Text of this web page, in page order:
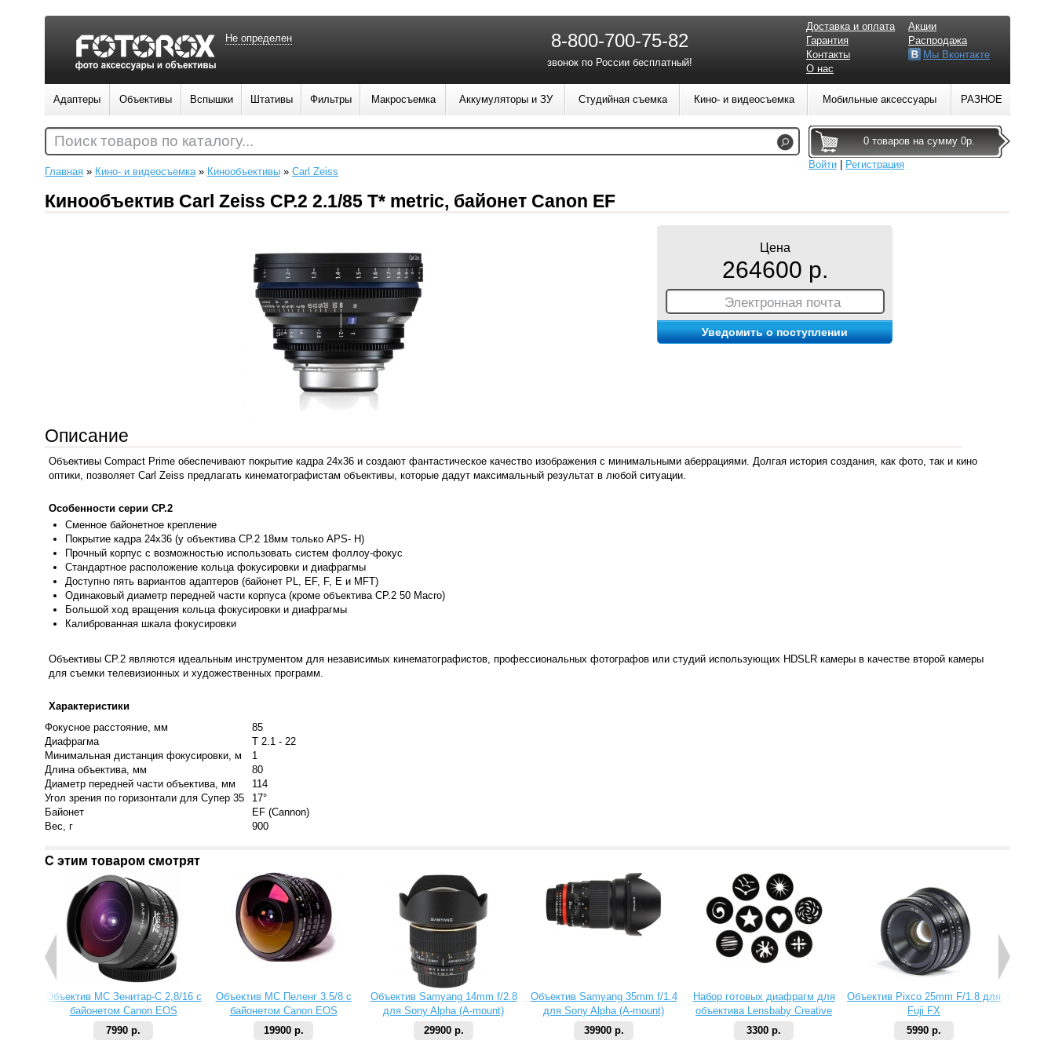
Главная » Кино- и видеосъемка» Кинообъективы » Carl Zeiss
Кинообъектив Carl Zeiss CP.2 2.1/85 T* metric, байонет Canon EF
Цена
264600 р.
Электронная почта
Описание
Объективы Compact Prime обеспечивают покрытие кадра 24х36 и создают фантастическое качество изображения с минимальными аберрациями. Долгая история создания, как фото, так и кино
оптики, позволяет Carl Zeiss предлагать кинематографистам объективы, которые дадут максимальный результат в любой ситуации.
Особенности серии CP.2
Сменное байонетное крепление
Покрытие кадра 24х36 (у объектива CP.2 18мм только APS- H)
Прочный корпус с возможностью использовать систем фоллоу-фокус
Стандартное расположение кольца фокусировки и диафрагмы
Доступно пять вариантов адаптеров (байонет PL, EF, F, E и MFT)
Одинаковый диаметр передней части корпуса (кроме объектива CP.2 50 Macro)
Большой ход вращения кольца фокусировки и диафрагмы
Калиброванная шкала фокусировки
Объективы CP.2 являются идеальным инструментом для независимых кинематографистов, профессиональных фотографов или студий использующих HDSLR камеры в качестве второй камеры
для съемки телевизионных и художественных программ.
Характеристики
Фокусное расстояние, мм
85
Диафрагма
T 2.1 - 22
Минимальная дистанция фокусировки, м
1
Длина объектива, мм
80
Диаметр передней части объектива, мм
114
Угол зрения по горизонтали для Супер 35
17°
Байонет
EF (Cannon)
Вес, г
900
С этим товаром смотрят
Объектив МС Зенитар-C 2,8/16 с
байонетом Canon EOS
7990 р.
Объектив МС Пеленг 3.5/8 с
байонетом Canon EOS
19900 р.
Объектив Samyang 14mm f/2.8
для Sony Alpha (A-mount)
29900 р.
Объектив Samyang 35mm f/1.4
для Sony Alpha (A-mount)
39900 р.
Набор готовых диафрагм для
объектива Lensbaby Creative
Aperture Kit 2
3300 р.
Объектив Pixco 25mm F/1.8 для
Fuji FX
5990 р.
Не определен 8-800-700-75-82
звонок по России бесплатный!
Доставка и оплата
Гарантия
Контакты
О нас
Акции
Распродажа
Мы Вконтакте
Адаптеры Объективы Вспышки Штативы Фильтры Макросъемка Аккумуляторы и ЗУ Студийная съемка Кино- и видеосъемка Мобильные аксессуары РАЗНОЕ
0 товаров на сумму 0р.
Войти
Регистрация
Поиск товаров по каталогу...